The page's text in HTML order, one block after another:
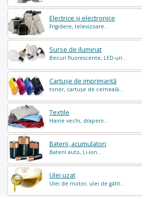
Electrice și electronice
Frigidere, televizoare...
Surse de iluminat
Becuri fluorescente, LED-uri...
Cartușe de imprimantă
toner, cartușe de cerneală...
Textile
Haine vechi, draperii...
Baterii, acumulatori
Baterii auto, Li-Ion...
Ulei uzat
Ulei de motor, ulei de gătit...